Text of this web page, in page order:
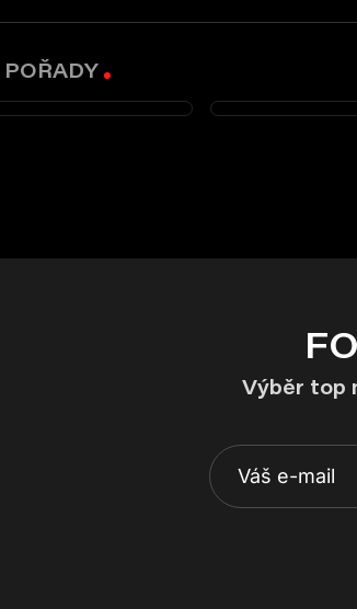
Výběr top